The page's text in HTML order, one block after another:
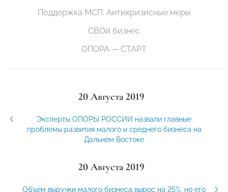
Поддержка МСП. Антикризисные меры
СВОй бизнес
ОПОРА — СТАРТ
20 Августа 2019
Эксперты ОПОРЫ РОССИИ назвали главные
проблемы развития малого и среднего бизнеса на
Дальнем Востоке
20 Августа 2019
Объем выручки малого бизнеса вырос на 25%, но его